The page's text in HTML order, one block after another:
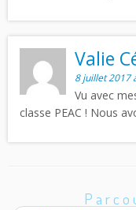
Valie
8 juillet 2017
Vu avec
classe PEAC ! Nous